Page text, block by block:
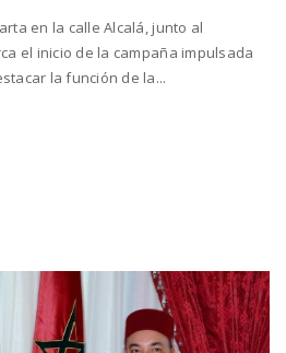
en la calle Alcalá, junto al
el inicio de la campaña impulsada
la función de la...